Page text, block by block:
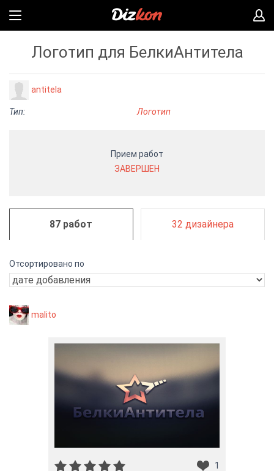
Логотип для БелкиАнтитела
antitela
Тип: Логотип
Прием работ
ЗАВЕРШЕН
87 работ 32 дизайнера
Отсортировано по
malito
1